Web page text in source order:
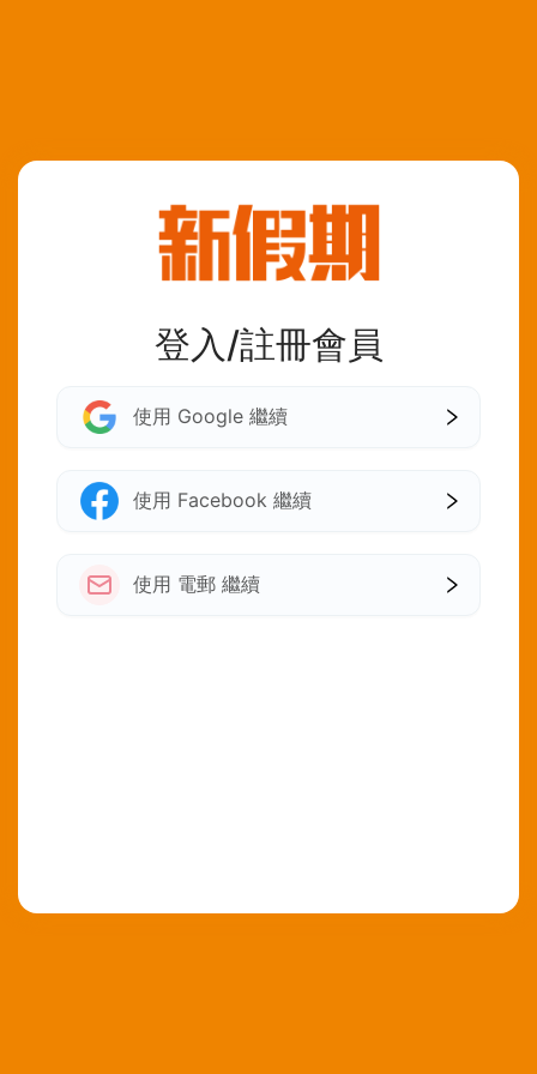
登入/註冊會員
使用 Google 繼續
使用 Facebook 繼續
使用 電郵 繼續